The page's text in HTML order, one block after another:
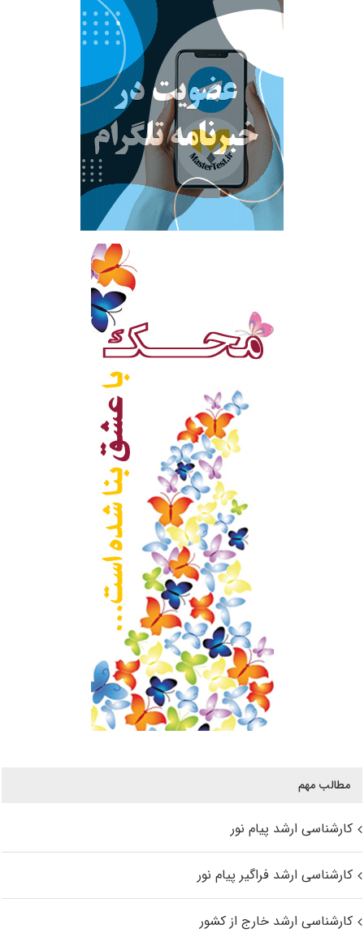
مطالب مهم
کارشناسی ارشد پیام نور
کارشناسی ارشد فراگیر پیام نور
کارشناسی ارشد خارج از کشور